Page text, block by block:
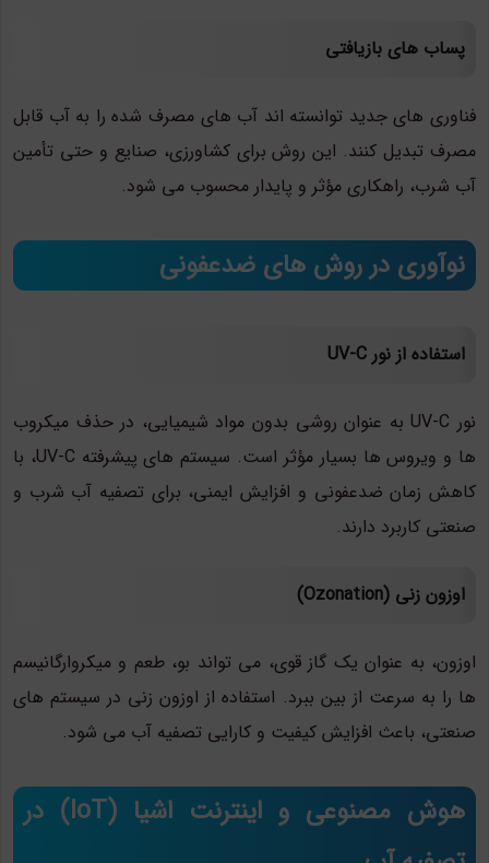
پساب های بازیافتی
فناوری های جدید توانسته اند آب های مصرف شده را به آب قابل
مصرف تبدیل کنند. این روش برای کشاورزی، صنایع و حتی تأمین
آب شرب، راهکاری مؤثر و پایدار محسوب می شود.
نوآوری در روش های ضدعفونی
استفاده از نور UV-C
نور UV-C به عنوان روشی بدون مواد شیمیایی، در حذف میکروب
ها و ویروس ها بسیار مؤثر است. سیستم های پیشرفته UV-C، با
کاهش زمان ضدعفونی و افزایش ایمنی، برای تصفیه آب شرب و
صنعتی کاربرد دارند.
اوزون زنی (Ozonation)
اوزون، به عنوان یک گاز قوی، می تواند بو، طعم و میکروارگانیسم
ها را به سرعت از بین ببرد. استفاده از اوزون زنی در سیستم های
صنعتی، باعث افزایش کیفیت و کارایی تصفیه آب می شود.
هوش مصنوعی و اینترنت اشیا (IoT) در